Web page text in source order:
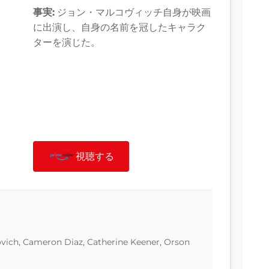
事実: ジョン・マルコヴィッチ自身が映画
に出演し、自身の名前を冠したキャラク
ターを演じた。
視聴する
Cameron Diaz, Catherine Keener, Orson